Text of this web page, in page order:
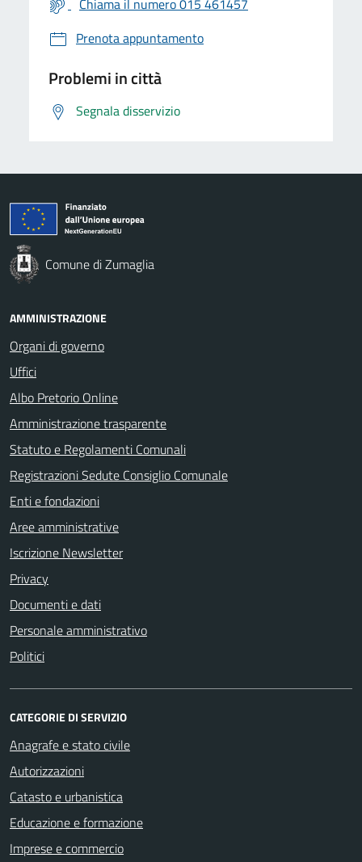
Prenota appuntamento
Problemi in città
Segnala disservizio
Comune di Zumaglia
AMMINISTRAZIONE
Organi di governo
Uffici
Albo Pretorio Online
Amministrazione trasparente
Statuto e Regolamenti Comunali
Registrazioni Sedute Consiglio Comunale
Enti e fondazioni
Aree amministrative
Iscrizione Newsletter
Privacy
Documenti e dati
Personale amministrativo
Politici
CATEGORIE DI SERVIZIO
Anagrafe e stato civile
Autorizzazioni
Catasto e urbanistica
Educazione e formazione
Imprese e commercio